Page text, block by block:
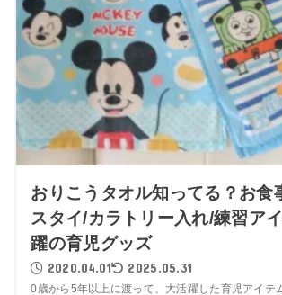
おりこうタオル知ってる？お食
スタイ/カラトリー入れ/練習ア
躍の育児グッズ
2020.04.01 2025.05.31
0歳から5年以上に渡って、大活躍した育児アイテ